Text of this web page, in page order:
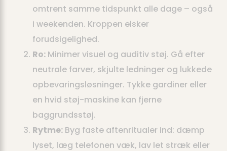
omtrent samme tidspunkt alle dage – også
i weekenden. Kroppen elsker
forudsigelighed.
Ro: Minimer visuel og auditiv støj. Gå efter
neutrale farver, skjulte ledninger og lukkede
opbevaringsløsninger. Tykke gardiner eller
en hvid støj-maskine kan fjerne
baggrundsstøj.
Rytme: Byg faste aftenritualer ind: dæmp
lyset, læg telefonen væk, lav let stræk eller